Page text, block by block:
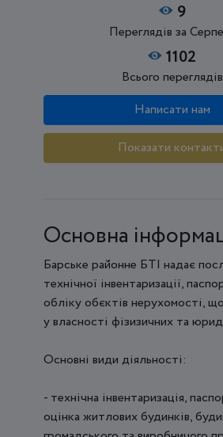
9
Переглядів за
1102
Всього переглядів
Написати нам
Показати
Основна
Барське районне БТІ надає
технічної інвентаризації,
обліку обєктів нерухомості,
у власності фізизичних та
Основні види діяльності:
- технічна інвентаризація,
оцінка житлових будинків,